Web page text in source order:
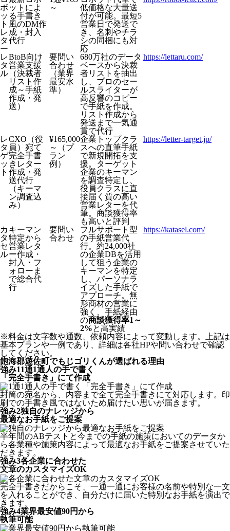
ボ
ッ
ト
レ
タ
ー
ットによ
る手書き
風のDM作
成・封入
代行
～
低価格な大量送
付が可能。最短5
営業日で発送で
き、名刺やチラ
シの同梱にも対
応
レ
タ
ル
BtoB向け
営業支援
（決裁者
リスト作
成～手紙
作成・発
送）
要問い
合わせ
（業界
最安水
準）
680万社のデータ
ベースから決裁
者リストを抽出
し、プロのセー
ルスライターが
高反響のコピー
で手紙を作成。
リスト作成から
発送まで一気通
貫で代行
https://lettaru.com/
レ
タ
ゲ
ッ
ト
CXO（役
員）宛て
完全手書
きレター
作成・発
送代行
（キーマ
ン調査込
み）
¥165,000
～（プ
ラン
例）
企業トップクラ
スへの直筆手紙
で新規開拓を支
援。ターゲット
企業のキーマン
を調査特定し、
役員クラスに直
接届く質の高い
営業レターを代
筆。商談獲得率
も高いと評判
https://letter-target.jp/
カ
タ
セ
ル
キーマン
特定から
営業レタ
ー作成・
封入・フ
ォローま
で総合代
行
要問い
合わせ
フルサポート型
の手紙営業代
行。約24,000社
の企業DBを活用
して狙う企業の
キーマンを特定
し、パーソナラ
イズした手紙で
アプローチ。無
形商材の営業に
強く、手紙経由
の商談獲得率1～
2%と高実績
https://katasel.com/
※料金は文字数や通数、依頼内容によって変動します。上記は
基本プランや一例であり、詳細は各社HPや問い合わせで確認
してください。​
飽海郡遊佐町でもじゴリくんが選ばれる理由
強み11通1通人の手で書く
「完全手書き」にて作成
封筒の宛名から、内容まで全て完全手書きにて対応します。印
刷での手書き風ではないため届けたい思いが届きます。
強み2独自のナレッジから
最適なお手紙をご提案
半年間のABテストと今までの手紙の施策においてのデータか
ら各業種や施策内容によって最適なお手紙をご提案させていた
だきます。
強み3各企業に合わせた
文章のカスタマイズOK
完全手書きだからこそ、一通一通にお客様の名前や特別な一文
を入れることができ、自分だけに届いた特別なお手紙を演出で
きます。
強み4業界最安値90円から
執筆可能